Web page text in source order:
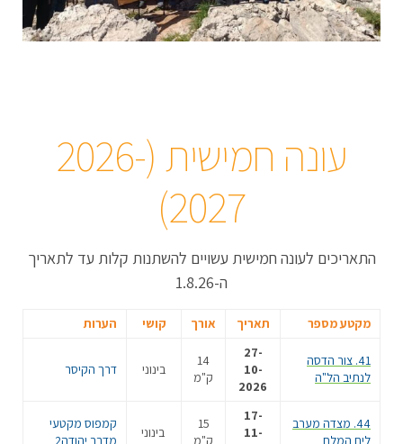
עונה חמישית (2026-
2027)
התאריכים לעונה חמישית עשויים להשתנות קלות עד לתאריך
ה-1.8.26
מקטע מספר תאריך אורך קושי הערות
41. צור הדסה
לנתיב הל"ה
27-
10-
2026
14
ק"מ
בינוני דרך הקיסר
44. מצדה מערב
לים המלח
17-
11-
15
ק"מ
בינוני
קמפוס מקטעי
מדבר יהודה2